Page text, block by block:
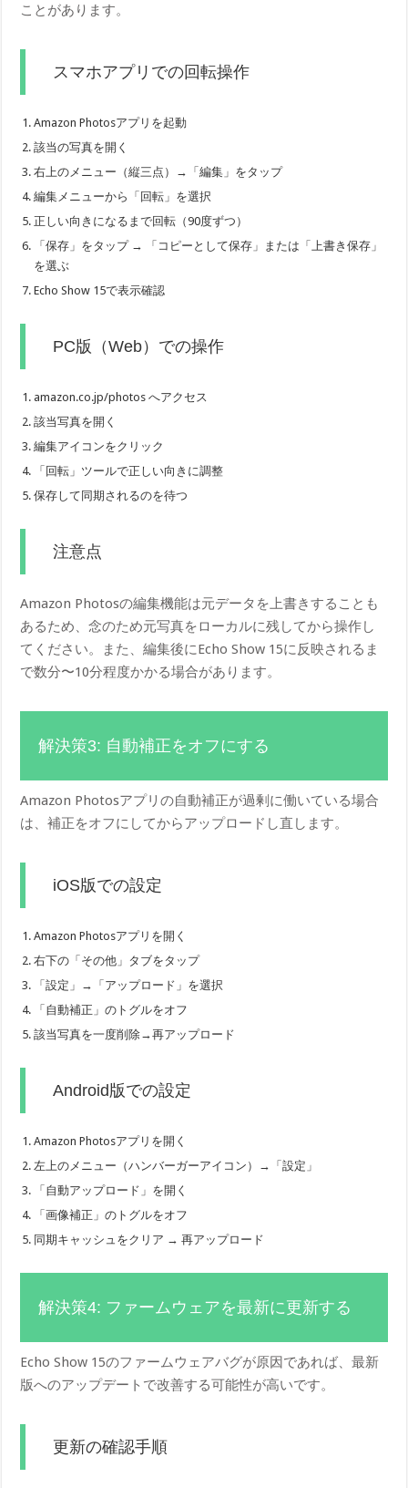
ことがあります。
スマホアプリでの回転操作
Amazon Photosアプリを起動
該当の写真を開く
右上のメニュー（縦三点）→「編集」をタップ
編集メニューから「回転」を選択
正しい向きになるまで回転（90度ずつ）
「保存」をタップ → 「コピーとして保存」または「上書き保存」
を選ぶ
Echo Show 15で表示確認
PC版（Web）での操作
amazon.co.jp/photos へアクセス
該当写真を開く
編集アイコンをクリック
「回転」ツールで正しい向きに調整
保存して同期されるのを待つ
注意点
Amazon Photosの編集機能は元データを上書きすることも
あるため、念のため元写真をローカルに残してから操作し
てください。また、編集後にEcho Show 15に反映されるま
で数分〜10分程度かかる場合があります。
解決策3: 自動補正をオフにする
Amazon Photosアプリの自動補正が過剰に働いている場合
は、補正をオフにしてからアップロードし直します。
iOS版での設定
Amazon Photosアプリを開く
右下の「その他」タブをタップ
「設定」→「アップロード」を選択
「自動補正」のトグルをオフ
該当写真を一度削除→再アップロード
Android版での設定
Amazon Photosアプリを開く
左上のメニュー（ハンバーガーアイコン）→「設定」
「自動アップロード」を開く
「画像補正」のトグルをオフ
同期キャッシュをクリア → 再アップロード
解決策4: ファームウェアを最新に更新する
Echo Show 15のファームウェアバグが原因であれば、最新
版へのアップデートで改善する可能性が高いです。
更新の確認手順